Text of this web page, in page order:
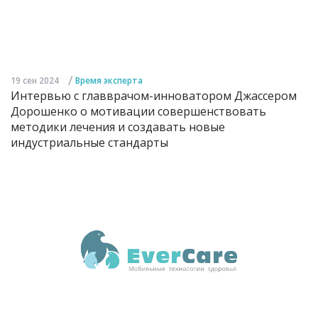
19 сен 2024 / Время эксперта
Интервью с главврачом-инноватором Джассером
Дорошенко о мотивации совершенствовать
методики лечения и создавать новые
индустриальные стандарты